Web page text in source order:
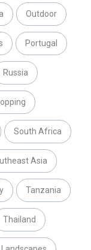
Outdoor
Portugal
Russia
South Africa
Asia
Tanzania
Thailand